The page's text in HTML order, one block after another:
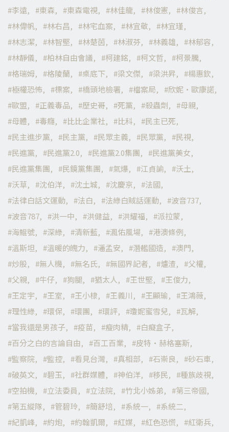
李遠
東森 東森電視 林佳龍 林俊憲
林俊言
林偉帆
林右昌 林宅血案 林宜敬
林宜瑾
林志潔
林智堅 林楚茵 林淑芬 林義雄
林郁容
林靜儀
柏林自由會議 柯建銘 柯文哲
柯景騰
格瑞姆
格陵蘭 桌底下 梁文傑 梁洪昇
楊惠欽
極權恐怖
標案 橋頭地檢署 檔案局
欣妮·歐康諾
歐盟
正義毒品 歷史哥 死黨 殺蟲劑
母親
母體
毒癮 比比企業社 比科
民主已死
民主進步黨
民主黨 民眾主義 民眾黨
民視
民進黨
民進黨2.0 民進黨2.0集團
民進黨美女
民進黨集團
民鏡黨集團 氣爆 江貞諭
沃土
沃草
沈伯洋 沈土城 沈慶京
法國
法律白話文運動
法白 法綠白賊話運動
波音737
波音787
洪一中 洪健益 洪耀福
派拉蒙
海鯤號
深綠 清新藍 渢佑風場
港澳條例
溫斯坦
溫暖的魄力 潘孟安 潛艦國造
澳門
炒股
無人機 無名氏 無國界記者 爐渣
父權
父親
牛仔 狗腿 猶太人 王世堅
王俊力
王定宇
王室 王小棣 王義川 王顯瑜
王鴻薇
理性綠
環保 環團 環評 瓊妮蜜雪兒
瓦解
當我還是男孩子
疫苗 瘦肉精
白癡盒子
百分之白的言論自由
百工百業
皮特·赫格塞斯
監察院
監控 看見台灣 真相部 石崇良
砂石車
破英文
碧玉 社群媒體 神伯洋 移民
種族歧視
空拍機
立法委員 立法院 竹北小姊弟
第三帝國
第五縱隊
管碧玲 簡舒培 系統一
系統二
紀凱峰
約炮 約翰凱爾 紅媒 紅色恐慌
紅衛兵